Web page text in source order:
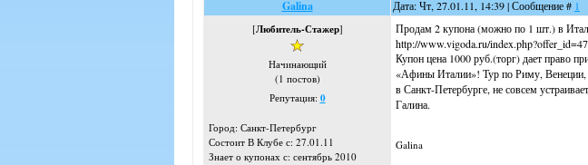
Galina Дата: Чт, 27.01.11, 14:39 | Сообщение # 1
[Любитель-Стажер]
Начинающий
(1 постов)
Репутация: 0
Город: Санкт-Петербург
Состоит В Клубе с: 27.01.11
Знает о купонах с: сентябрь 2010
Продам 2 купона (можно по 1 шт.) в
http://www.vigoda.ru/
Купон цена 1000 руб.(торг) дает право
«Афины Италии»! Тур по Риму,
в Санкт-Петербурге, не совсем
Галина.
Galina